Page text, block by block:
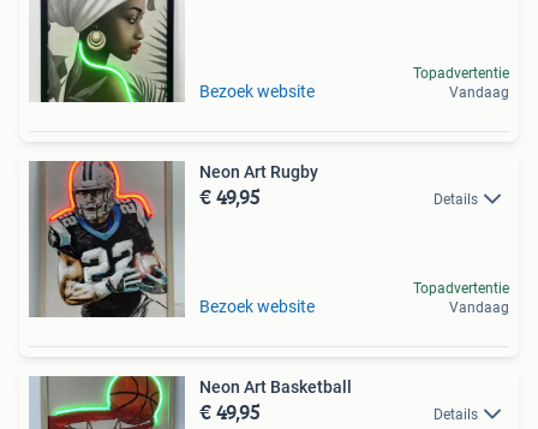
Bezoek website
Topadvertentie
Vandaag
Neon Art Rugby
€ 49,95 Details
Bezoek website
Topadvertentie
Vandaag
Neon Art Basketball
€ 49,95 Details